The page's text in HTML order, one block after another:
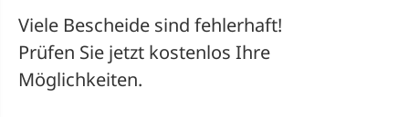
Viele Bescheide sind fehlerhaft!
Prüfen Sie jetzt kostenlos Ihre
Möglichkeiten.